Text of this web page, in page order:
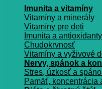
Imunita a vitamíny
Vitamíny a minerály
Vitamíny pre deti
Imunita a antioxidanty
Chudokrvnosť
Vitamíny a vyživové
Nervy, spánok a
Stres, úzkosť a
Pamäť, koncentrácia